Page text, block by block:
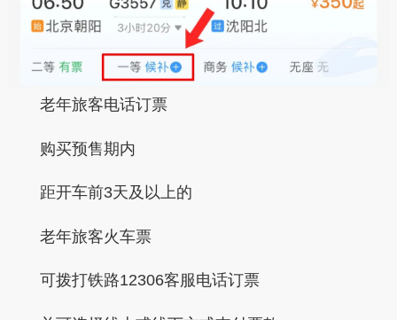
老年旅客电话订票
购买预售期内
距开车前3天及以上的
老年旅客火车票
可拨打铁路12306客服电话订票